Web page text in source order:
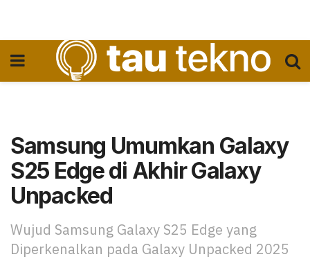
Samsung Umumkan Galaxy
S25 Edge di Akhir Galaxy
Unpacked
Wujud Samsung Galaxy S25 Edge yang
Diperkenalkan pada Galaxy Unpacked 2025